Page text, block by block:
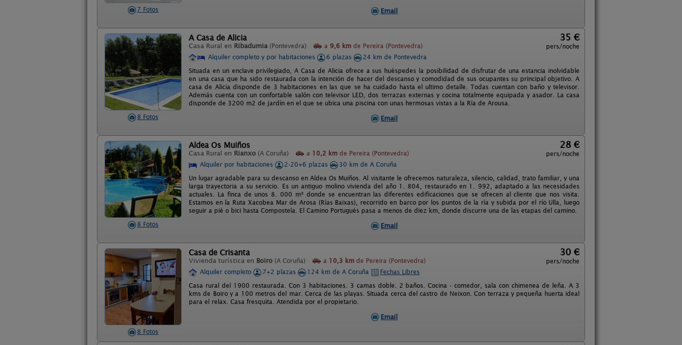
7 Fotos
Email
8 Fotos
A Casa de Alicia
Casa Rural en Ribadumia (Pontevedra) a 9,6 km de Pereira (Pontevedra)
35 €
pers/noche
Alquiler completo y por habitaciones
6 plazas
24 km de Pontevedra
Situada en un enclave privilegiado, A Casa de Alicia ofrece a sus huéspedes la posibilidad de disfrutar de una estancia inolvidable
en una casa que ha sido restaurada con la intención de hacer del descanso y comodidad de sus ocupantes su principal objetivo. A
casa de Alicia disponde de 3 habitaciones en las que se ha cuidado hasta el ultimo detalle. Todas cuentan con baño y televisor.
Además cuenta con un confortable salón con televisor LED, dos terrazas externas y cocina totalmente equipada y asador. La casa
disponde de 3200 m2 de jardín en el que se ubica una piscina con unas hermosas vistas a la Ría de Arousa.
Email
8 Fotos
Aldea Os Muiños
Casa Rural en Rianxo (A Coruña) a 10,2 km de Pereira (Pontevedra)
28 €
pers/noche
Alquiler por habitaciones
2-20+6 plazas
30 km de A Coruña
Un lugar agradable para su descanso en Aldea Os Muiños. Al visitante le ofrecemos naturaleza, silencio, calidad, trato familiar, y una
larga trayectoria a su servicio. Es un antiguo molino vivienda del año 1. 804, restaurado en 1. 992, adaptado a las necesidades
actuales. La finca de unos 8. 000 m² donde se encuentran las diferentes edificaciones que se ofrecen al cliente que nos visita.
Estamos en la Ruta Xacobea Mar de Arosa (Rías Baixas), recorrido en barco por los puntos de la ría y subida por el río Ulla, luego
seguir a pié o bici hasta Compostela. El Camino Portugués pasa a menos de diez km, donde discurre una de las etapas del camino.
Email
8 Fotos
Casa de Crisanta
Vivienda turística en Boiro (A Coruña) a 10,3 km de Pereira (Pontevedra)
30 €
pers/noche
Alquiler completo
7+2 plazas 124 km de A Coruña
Fechas Libres
Casa rural del 1900 restaurada. Con 3 habitaciones. 3 camas doble. 2 baños. Cocina - comedor, sala con chimenea de leña. A 3
kms de Boiro y a 100 metros del mar. Cerca de las playas. Situada cerca del castro de Neixon. Con terraza y pequeña huerta ideal
para el relax. Casa fresquita. Atendida por el propietario.
Email